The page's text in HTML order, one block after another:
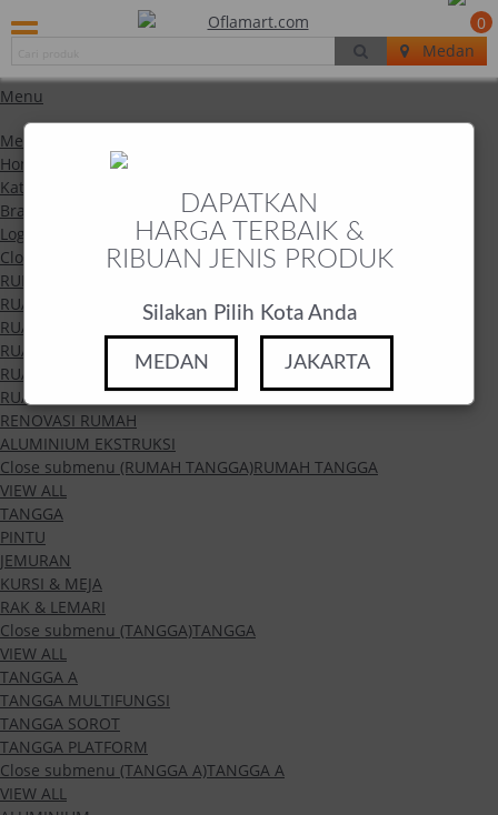
Menu
Menu
Home
Kategori
Brand
Login / Register
Close submenu (Kategori)Kategori
RUMAH TANGGA
RUANG TAMU
RUANG MAKAN
RUANG DAPUR
RUANG KERJA
RUANG TIDUR
RENOVASI RUMAH
ALUMINIUM EKSTRUKSI
Close submenu (RUMAH TANGGA)RUMAH TANGGA
VIEW ALL
TANGGA
PINTU
JEMURAN
KURSI & MEJA
RAK & LEMARI
Close submenu (TANGGA)TANGGA
VIEW ALL
TANGGA A
TANGGA MULTIFUNGSI
TANGGA SOROT
TANGGA PLATFORM
Close submenu (TANGGA A)TANGGA A
VIEW ALL
0
Medan
DAPATKAN
HARGA TERBAIK &
RIBUAN JENIS PRODUK
Silakan Pilih Kota Anda
MEDAN JAKARTA